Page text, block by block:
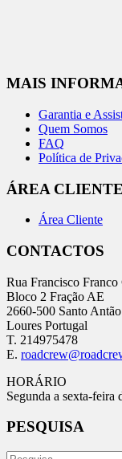
MAIS
Garantia e
Quem Somos
FAQ
Política de
ÁREA CLIENTE
Área Cliente
CONTACTOS
Rua Francisco Franco
Bloco 2 Fração AE
2660-500 Santo
Loures Portugal
T. 214975478
E.
HORÁRIO
Segunda a sexta-feira
PESQUISA